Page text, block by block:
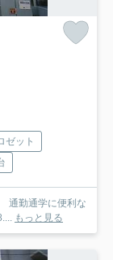
ゼット
通勤通学に便利な
もっと見る